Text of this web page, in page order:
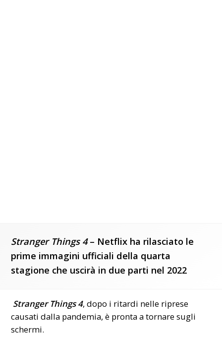
Stranger Things 4– Netflix ha rilasciato le
prime immagini ufficiali della quarta
stagione che uscirà in due parti nel 2022
Stranger Things 4, dopo i ritardi nelle riprese
causati dalla pandemia, è pronta a tornare sugli
schermi.